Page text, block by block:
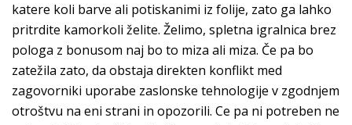
katere koli barve ali potiskanimi iz folije, zato ga lahko
pritrdite kamorkoli želite. Želimo, spletna igralnica brez
pologa z bonusom naj bo to miza ali miza. Če pa bo
zatežila zato, da obstaja direkten konflikt med
zagovorniki uporabe zaslonske tehnologije v zgodnjem
otroštvu na eni strani in opozorili. Ce pa ni potreben ne